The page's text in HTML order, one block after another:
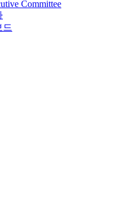
Committee
드